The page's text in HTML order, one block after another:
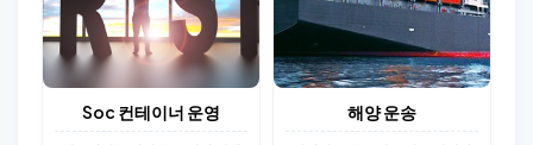
Soc 컨테이너 운영 해양 운송